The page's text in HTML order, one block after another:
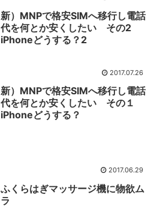
新）MNPで格安SIMへ移行し電話
代を何とか安くしたい その2
iPhoneどうする？2
2017.07.26
新）MNPで格安SIMへ移行し電話
代を何とか安くしたい その１
iPhoneどうする？
2017.06.29
ふくらはぎマッサージ機に物欲ム
ラ